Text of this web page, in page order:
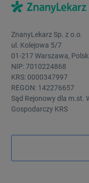
ZnanyLekarz Sp. z o.o.
ul. Kolejowa 5/7
01-217 Warszawa,
NIP: 7010224868
KRS: 0000347997
REGON: 142276657
Sąd Rejonowy dla m.st.
Gospodarczy KRS